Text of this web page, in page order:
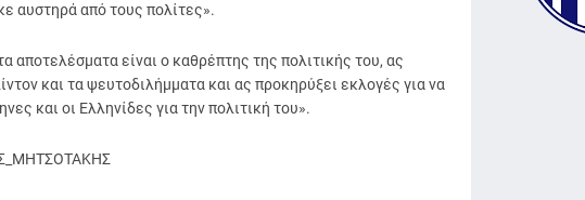
αυστηρά από τους πολίτες».
αποτελέσματα είναι ο καθρέπτης της πολιτικής του, ας
και τα ψευτοδιλήμματα και ας προκηρύξει εκλογές για να
και οι Ελληνίδες για την πολιτική του».